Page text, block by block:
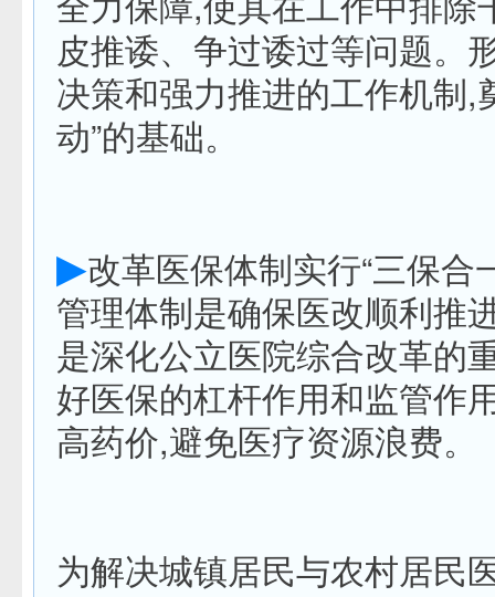
皮推诿、争过诿过等问题。
决策和强力推进的工作机制,
动”的基础。
▶改革医保体制实行“三保合
管理体制是确保医改顺利推
是深化公立医院综合改革的
好医保的杠杆作用和监管作
高药价,避免医疗资源浪费。
为解决城镇居民与农村居民